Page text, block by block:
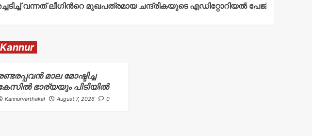
വന്നത് ലീഗിന്‍റെ മുഖപത്രമായ ചന്ദ്രികയുടെ എഡിറ്റോറിയല്‍ പേജ്
Kannur
മാല മോഷ്ടിച്ച
ഭാര്യയും പിടിയിൽ
Kannurvarthakal August 7, 2026 0